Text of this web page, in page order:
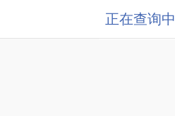
正在查询中